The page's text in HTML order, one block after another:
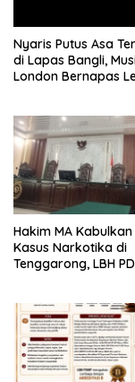
Nyaris Putus Asa
di Lapas Bangli,
London Bernapas
Hakim MA Kabulkan
Kasus Narkotika di
Tenggarong, LBH
Berkeadilan